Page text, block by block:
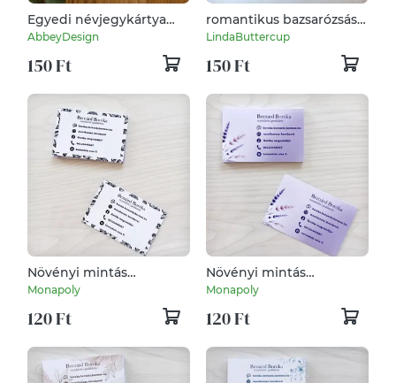
Egyedi névjegykártya
hölgyeknek, bármilyen
mintával
AbbeyDesign
150 Ft
romantikus bazsarózsás,
Névjegykártya, EGY
esküvőszervező,
kozmetikus, fodrász,
körmös,
LindaButtercup
150 Ft
Növényi mintás
névjegykártya
Monapoly
120 Ft
Növényi mintás
névjegykártya
Monapoly
120 Ft